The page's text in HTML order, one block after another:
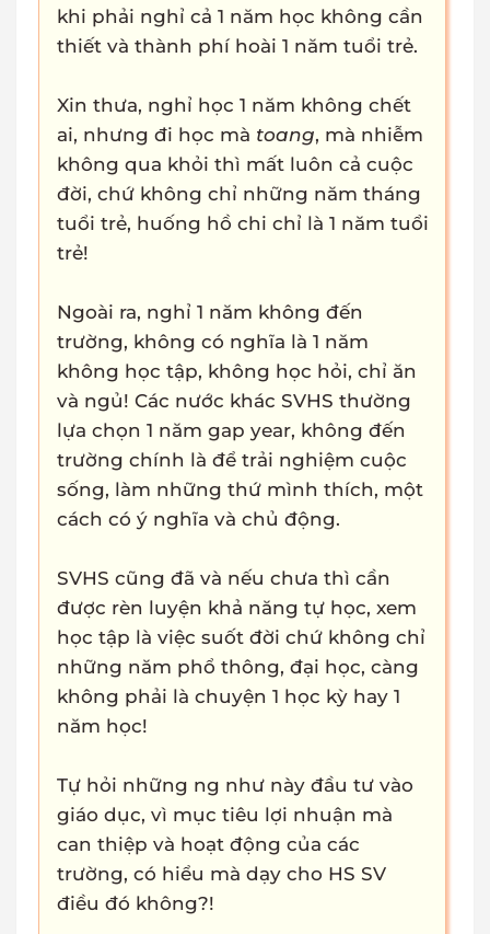
khi phải nghỉ cả 1 năm học không cần
thiết và thành phí hoài 1 năm tuổi trẻ.
Xin thưa, nghỉ học 1 năm không chết
ai, nhưng đi học mà toang, mà nhiễm
không qua khỏi thì mất luôn cả cuộc
đời, chứ không chỉ những năm tháng
tuổi trẻ, huống hồ chi chỉ là 1 năm tuổi
trẻ!
Ngoài ra, nghỉ 1 năm không đến
trường, không có nghĩa là 1 năm
không học tập, không học hỏi, chỉ ăn
và ngủ! Các nước khác SVHS thường
lựa chọn 1 năm gap year, không đến
trường chính là để trải nghiệm cuộc
sống, làm những thứ mình thích, một
cách có ý nghĩa và chủ động.
SVHS cũng đã và nếu chưa thì cần
được rèn luyện khả năng tự học, xem
học tập là việc suốt đời chứ không chỉ
những năm phổ thông, đại học, càng
không phải là chuyện 1 học kỳ hay 1
năm học!
Tự hỏi những ng như này đầu tư vào
giáo dục, vì mục tiêu lợi nhuận mà
can thiệp và hoạt động của các
trường, có hiểu mà dạy cho HS SV
điều đó không?!